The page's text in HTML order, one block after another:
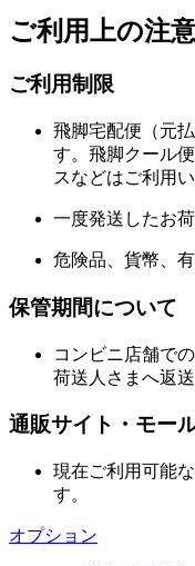
ご利用上の注
ご利用制限
飛脚宅配便（元
す。飛脚クール
スなどはご利用
一度発送したお
危険品、貨幣、
保管期間について
コンビニ店舗で
荷送人さまへ返送
通販サイト・モー
現在ご利用可能
す。
オプション